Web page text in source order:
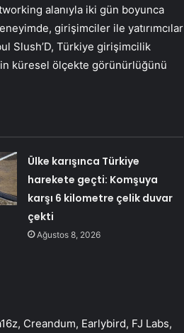
alanıyla iki gün boyunca
girişimciler ile yatırımcılar
Slush’D, Türkiye girişimcilik
küresel ölçekte görünürlüğünü
Ülke karışınca Türkiye
harekete geçti: Komşuya
karşı 6 kilometre çelik duvar
çekti
Ağustos 8, 2026
Creandum, Earlybird, FJ Labs,